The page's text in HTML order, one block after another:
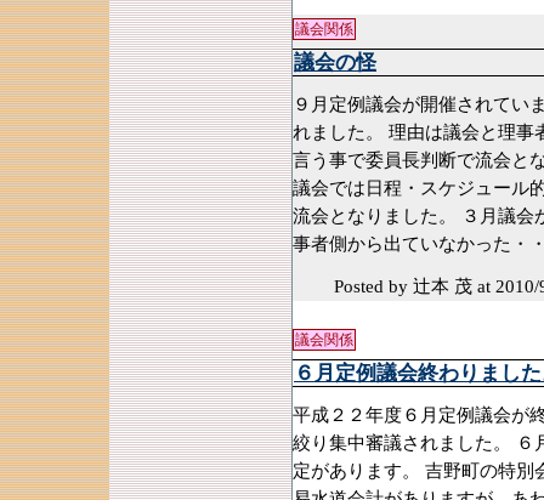
議会関係
議会の怪
９月定例議会が開催されてい
れました。 理由は議会と理事
言う事で委員長判断で流会と
議会では日程・スケジュール
流会となりました。 ３月議会
事者側から出ていなかった・
Posted by 辻本 茂 at
議会関係
６月定例議会終わりまし
平成２２年度６月定例議会が
絞り集中審議されました。 ６
定があります。 吉野町の特別